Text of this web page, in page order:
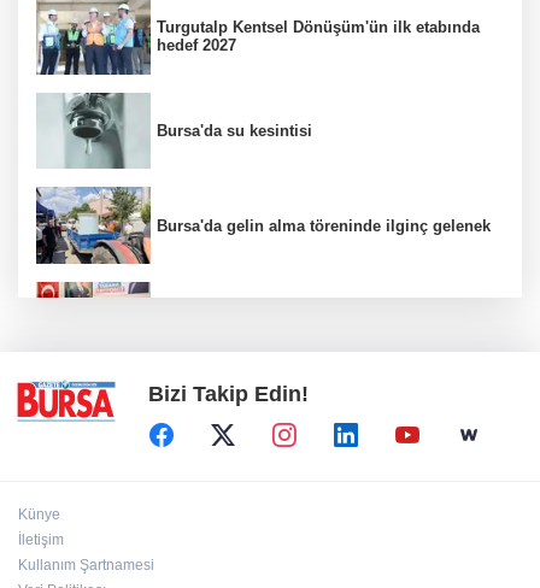
Turgutalp Kentsel Dönüşüm'ün ilk etabında
hedef 2027
Bursa'da su kesintisi
Bursa'da gelin alma töreninde ilginç gelenek
Bizi Takip Edin!
Künye
İletişim
Kullanım Şartnamesi